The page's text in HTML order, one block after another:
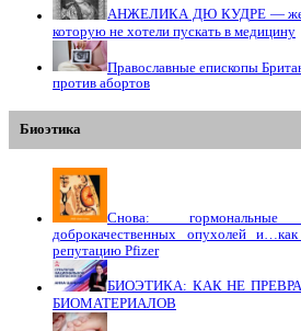
АНЖЕЛИКА ДЮ КУДРЕ —
которую не хотели пускать в медицину
Православные епископы
против абортов
Биоэтика
Снова: гормональные
доброкачественных опухолей
репутацию Pfizer
БИОЭТИКА: КАК НЕ
БИОМАТЕРИАЛОВ